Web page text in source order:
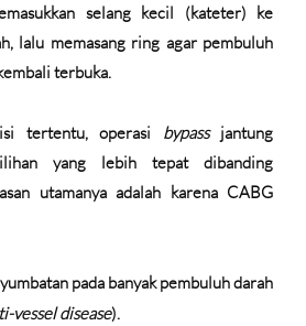
selang kecil (kateter) ke
lalu memasang ring agar pembuluh
terbuka.
tertentu, operasi bypassjantung
yang lebih tepat dibanding
utamanya adalah karena CABG
pada banyak pembuluh darah
vessel disease).